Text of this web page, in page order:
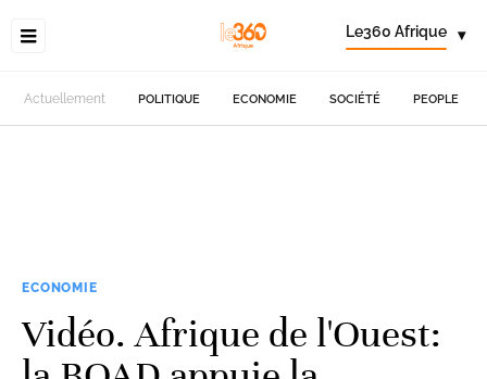
Le360 Afrique ▾
Actuellement POLITIQUE ECONOMIE SOCIÉTÉ PEOPLE
ECONOMIE
Vidéo. Afrique de l'Ouest: